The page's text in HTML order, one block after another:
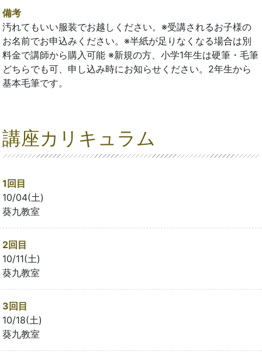
備考
汚れてもいい服装でお越しください。※受講されるお子様の
お名前でお申込みください。※半紙が足りなくなる場合は別
料金で講師から購入可能 ※新規の方、小学1年生は硬筆・毛筆
どちらでも可、申し込み時にお知らせください。2年生から
基本毛筆です。
講座カリキュラム
1回目
10/04(土)
葵九教室
2回目
10/11(土)
葵九教室
3回目
10/18(土)
葵九教室